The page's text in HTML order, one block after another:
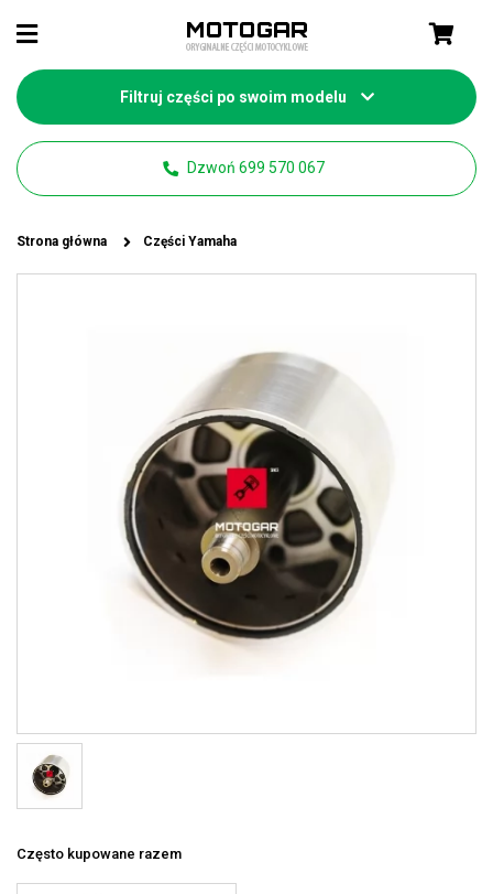
Filtruj części po swoim modelu
Dzwoń 699 570 067
Strona główna Części Yamaha
Często kupowane razem